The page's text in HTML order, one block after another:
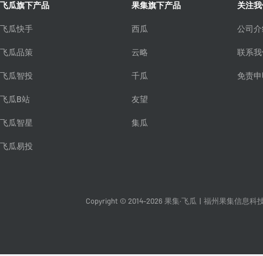
飞瓜旗下产品
飞瓜快手
飞瓜品策
飞瓜智投
飞瓜B站
飞瓜智星
飞瓜易投
果集旗下产品
西瓜
云略
千瓜
友望
集瓜
关注
公司
联系
免责
Copyright © 2014-2026 果集·飞瓜 福州果集信息科